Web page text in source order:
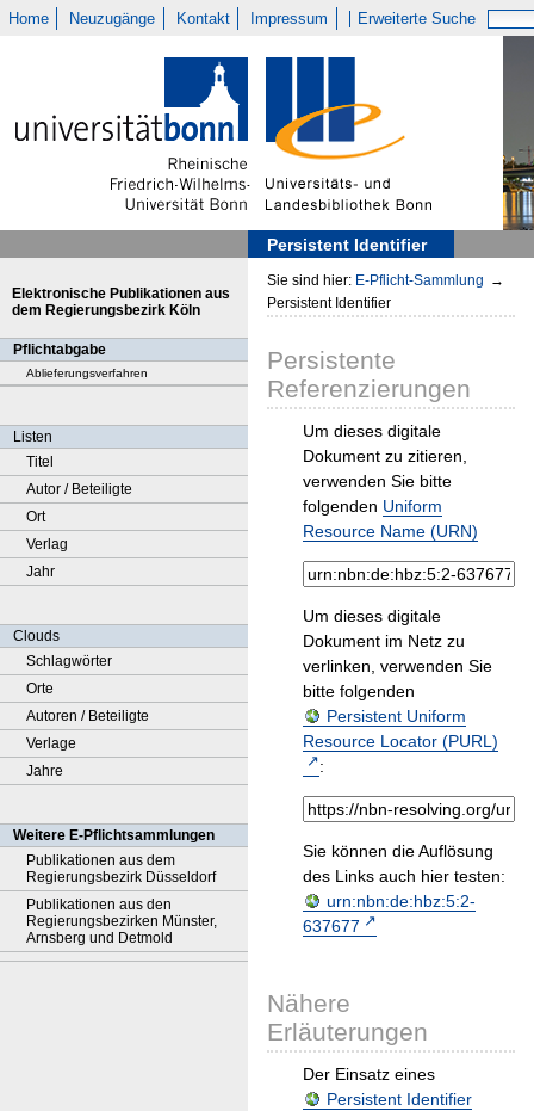
Home Neuzugänge Kontakt Impressum Erweiterte Suche
Persistent Identifier
Elektronische Publikationen aus
dem Regierungsbezirk Köln
Pflichtabgabe
Ablieferungsverfahren
Listen
Titel
Autor / Beteiligte
Ort
Verlag
Jahr
Clouds
Schlagwörter
Orte
Autoren / Beteiligte
Verlage
Jahre
Weitere E-Pflichtsammlungen
Publikationen aus dem
Regierungsbezirk Düsseldorf
Publikationen aus den
Regierungsbezirken Münster,
Arnsberg und Detmold
Sie sind hier: E-Pflicht-Sammlung →
Persistent Identifier
Persistente
Referenzierungen
Um dieses digitale
Dokument zu zitieren,
verwenden Sie bitte
folgenden Uniform
Resource Name (URN)
Um dieses digitale
Dokument im Netz zu
verlinken, verwenden Sie
bitte folgenden
Persistent Uniform
Resource Locator (PURL)
:
Sie können die Auflösung
des Links auch hier testen:
urn:nbn:de:hbz:5:2-
637677
Nähere
Erläuterungen
Der Einsatz eines
Persistent Identifier